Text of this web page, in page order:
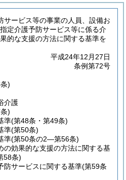
サービス等の事業の人員、設備お
定介護予防サービス等に係る介
的な支援の方法に関する基準を
平成24年12月27日
条例第72号
)
介護
)
準(第48条・第49条)
準(第50条)
準(第50条の2―第56条)
の効果的な支援の方法に関する基
58条)
防サービスに関する基準(第59条